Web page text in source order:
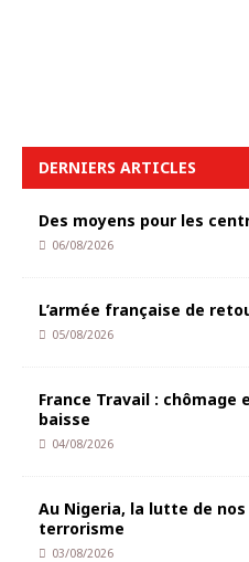
DERNIERS ARTICLES
Des moyens pour les
06/08/2026
L’armée française de
05/08/2026
France Travail : chômage
baisse
04/08/2026
Au Nigeria, la lutte de
terrorisme
03/08/2026